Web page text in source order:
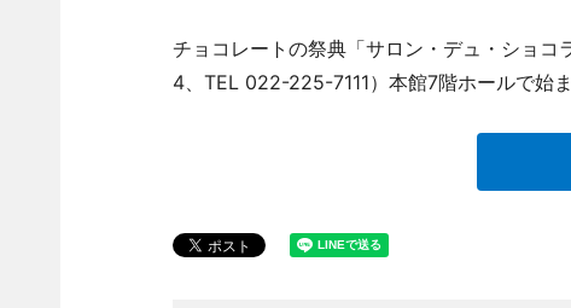
チョコレートの祭典「サロン・デュ・ショ
4、TEL 022-225-7111）本館7階ホールで始ま